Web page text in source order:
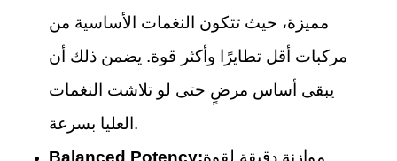
مميزة، حيث تتكون النغمات الأساسية من
مركبات أقل تطايرًا وأكثر قوة. يضمن ذلك أن
يبقى أساس مرضٍ حتى لو تلاشت النغمات
العليا بسرعة.
Balanced Potency:موازنة دقيقة لقوة